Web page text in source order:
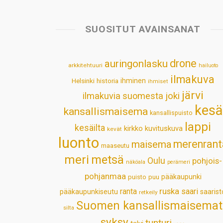
SUOSITUT AVAINSANAT
arkkitehtuuri auringonlasku drone hailuoto
Helsinki historia ihminen ihmiset ilmakuva
ilmakuvia suomesta joki järvi
kansallismaisema kansallispuisto kesä
kesäilta kevät kirkko kuvituskuva lappi
luonto maaseutu maisema
meri metsä näköala Oulu perämeri pohjois-
pohjanmaa puisto puu pääkaupunki
pääkaupunkiseutu ranta retkeily ruska saari
silta Suomen kansallismaisemat